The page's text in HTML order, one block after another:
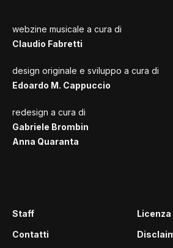
webzine musicale a cura di
Claudio Fabretti
design originale e sviluppo a cura di
Edoardo M. Cappuccio
redesign a cura di
Gabriele Brombin
Anna Quaranta
Staff
Contatti